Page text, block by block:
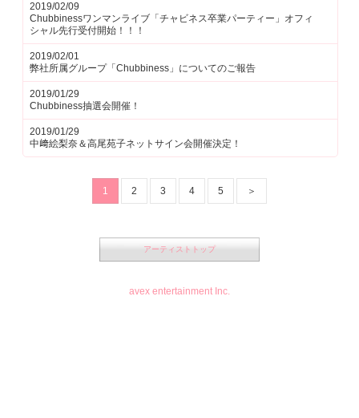
2019/02/09
Chubbinessワンマンライブ「チャビネス卒業パーティー」オフィ
シャル先行受付開始！！！
2019/02/01
弊社所属グループ「Chubbiness」についてのご報告
2019/01/29
Chubbiness抽選会開催！
2019/01/29
中﨑絵梨奈＆高尾苑子ネットサイン会開催決定！
1 2 3 4 5 ＞
アーティストトップ
avex entertainment Inc.